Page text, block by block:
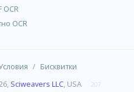
OCR
OCR
/ Бисквитки
Sciweavers LLC, USA 207